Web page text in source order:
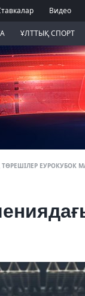
Видео
ҰЛТТЫҚ СПОРТ
ЕУРОКУБОК